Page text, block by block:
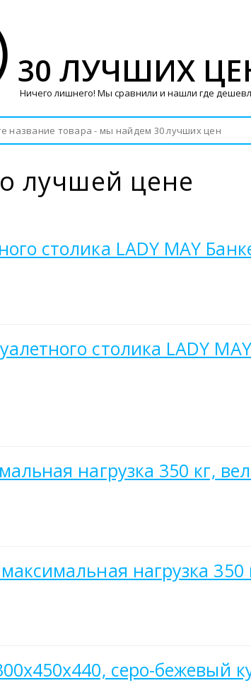
лучшей цене
столика LADY MAY
столика LADY
нагрузка 350 кг,
нагрузка 350
серо-бежевый
30 ЛУЧШИХ
Ничего лишнего! Мы сравнили и нашли где